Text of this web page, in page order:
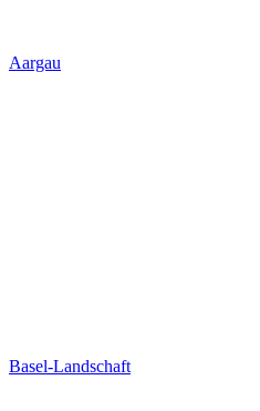
Aargau
Basel-Landschaft